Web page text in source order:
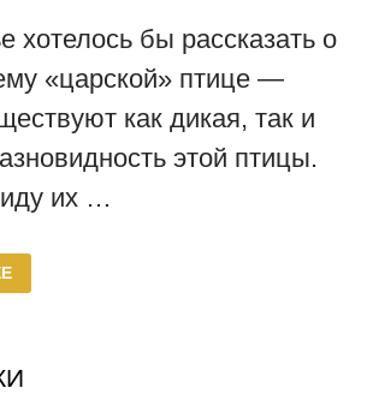
хотелось бы рассказать о
«царской» птице —
как дикая, так и
этой птицы.
их …